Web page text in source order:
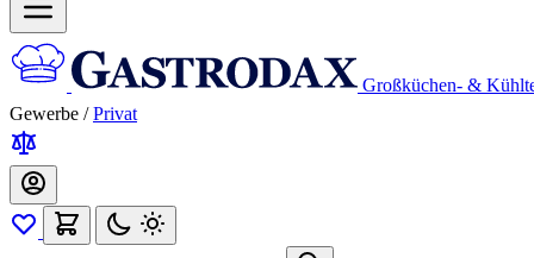
Großküchen- &
Gewerbe / Privat